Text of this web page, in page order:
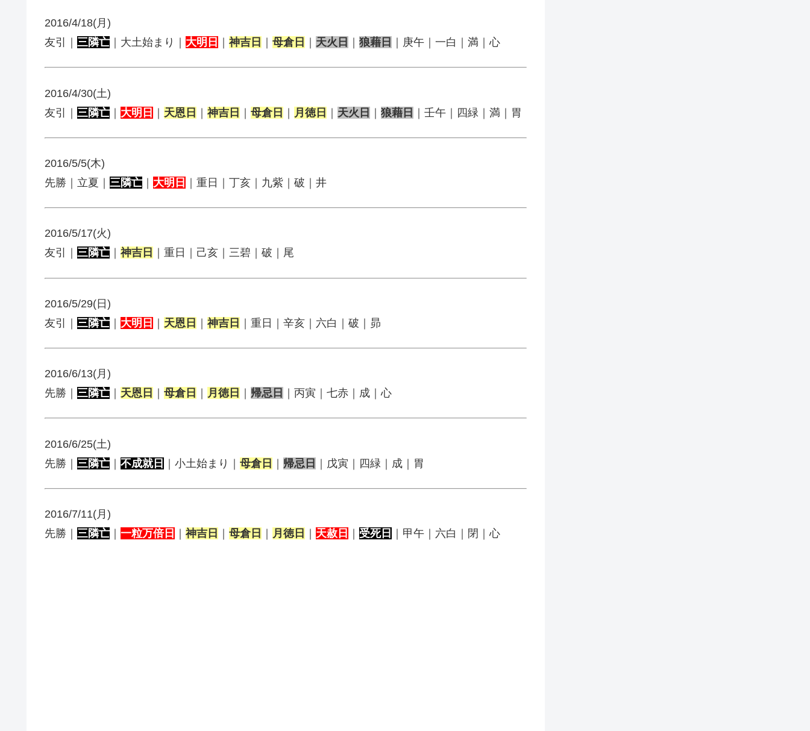
2016/4/18(月)
友引｜ 三隣亡 ｜大土始まり｜ 大明日 神吉日 母倉日 天火日 狼藉日 ｜庚午｜一白｜満｜心
2016/4/30(土)
友引｜ 三隣亡 ｜ 大明日 ｜ 天恩日 ｜ 神吉日 ｜ 母倉日 ｜ 月徳日 ｜ 天火日 ｜ 狼藉日 ｜壬午｜四緑｜満｜胃
2016/5/5(木)
先勝｜立夏｜ 三隣亡 大明日 ｜重日｜丁亥｜九紫｜破｜井
2016/5/17(火)
友引｜ 三隣亡 神吉日 ｜重日｜己亥｜三碧｜破｜尾
2016/5/29(日)
友引｜ 三隣亡 ｜ 大明日 ｜ 天恩日 ｜ 神吉日 ｜重日｜辛亥｜六白｜破｜昴
2016/6/13(月)
先勝｜ 三隣亡 天恩日 母倉日 月徳日 帰忌日 ｜丙寅｜七赤｜成｜心
2016/6/25(土)
先勝｜ 三隣亡 ｜ 不成就日 ｜小土始まり｜ 母倉日 ｜ 帰忌日 ｜戊寅｜四緑｜成｜胃
2016/7/11(月)
先勝｜ 三隣亡 ｜ 一粒万倍日 ｜ 神吉日 ｜ 母倉日 ｜ 月徳日 ｜ 天赦日 ｜ 受死日 ｜甲午｜六白｜閉｜心